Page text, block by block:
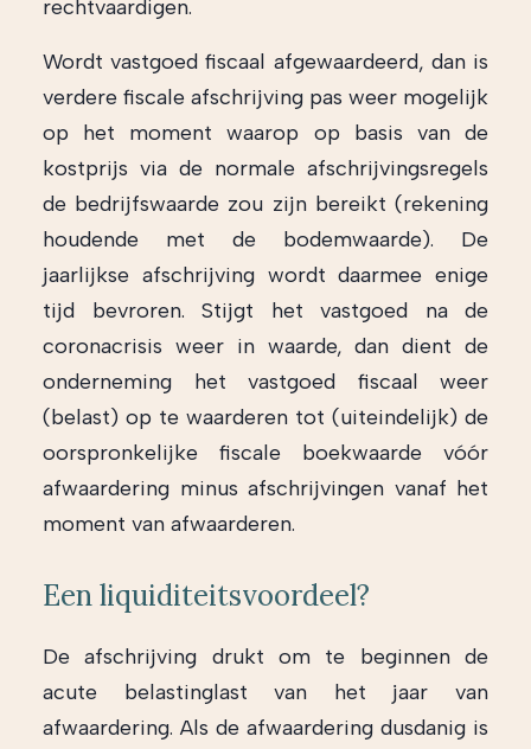
rechtvaardigen.
Wordt vastgoed fiscaal afgewaardeerd, dan is
verdere fiscale afschrijving pas weer mogelijk
op het moment waarop op basis van de
kostprijs via de normale afschrijvingsregels
de bedrijfswaarde zou zijn bereikt (rekening
houdende met de bodemwaarde). De
jaarlijkse afschrijving wordt daarmee enige
tijd bevroren. Stijgt het vastgoed na de
coronacrisis weer in waarde, dan dient de
onderneming het vastgoed fiscaal weer
(belast) op te waarderen tot (uiteindelijk) de
oorspronkelijke fiscale boekwaarde vóór
afwaardering minus afschrijvingen vanaf het
moment van afwaarderen.
Een liquiditeitsvoordeel?
De afschrijving drukt om te beginnen de
acute belastinglast van het jaar van
afwaardering. Als de afwaardering dusdanig is